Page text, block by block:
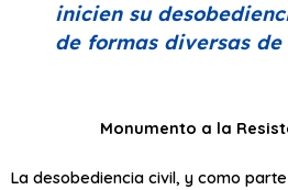
inicien su
de formas diversas de
Monumento a la
La desobediencia civil, y como